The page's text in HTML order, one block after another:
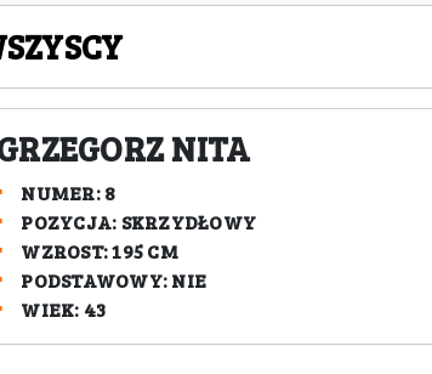
NITA
NUMER: 8
POZYCJA: SKRZYDŁOWY
WZROST: 195 CM
PODSTAWOWY: NIE
WIEK: 43